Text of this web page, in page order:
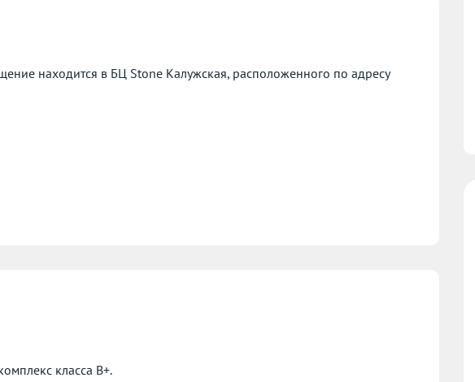
находится в БЦ Stone Калужская, расположенного по адресу
класса B+.